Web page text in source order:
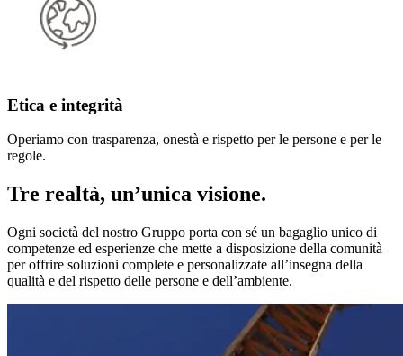
Etica e integrità
Operiamo con trasparenza, onestà e rispetto per le persone e per le
regole.
Tre realtà, un’unica visione.
Ogni società del nostro Gruppo porta con sé un bagaglio unico di
competenze ed esperienze che mette a disposizione della comunità
per offrire soluzioni complete e personalizzate all’insegna della
qualità e del rispetto delle persone e dell’ambiente.